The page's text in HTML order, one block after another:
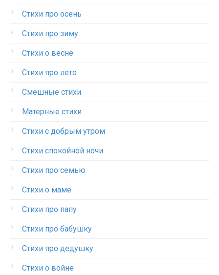
Стихи про осень
Стихи про зиму
Стихи о весне
Стихи про лето
Смешные стихи
Матерные стихи
Стихи с добрым утром
Стихи спокойной ночи
Стихи про семью
Стихи о маме
Стихи про папу
Стихи про бабушку
Стихи про дедушку
Стихи о войне